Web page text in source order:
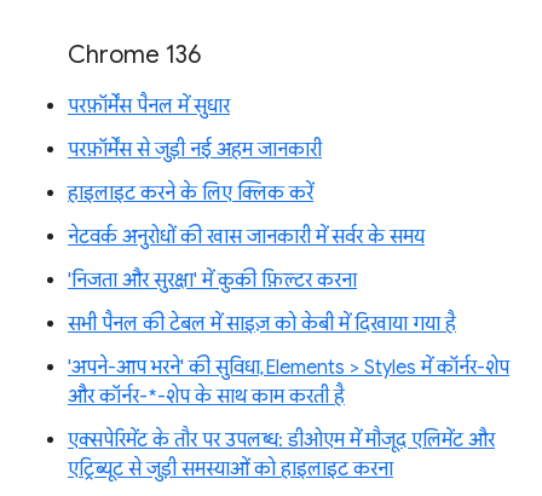
Chrome 136
परफ़ॉर्मेंस पैनल में सुधार
परफ़ॉर्मेंस से जुड़ी नई अहम जानकारी
हाइलाइट करने के लिए क्लिक करें
नेटवर्क अनुरोधों की खास जानकारी में सर्वर के समय
'निजता और सुरक्षा' में कुकी फ़िल्टर करना
सभी पैनल की टेबल में साइज़ को केबी में दिखाया गया है
'अपने-आप भरने' की सुविधा, Elements > Styles में कॉर्नर-शेप
और कॉर्नर-*-शेप के साथ काम करती है
एक्सपेरिमेंट के तौर पर उपलब्ध: डीओएम में मौजूद एलिमेंट और
एट्रिब्यूट से जुड़ी समस्याओं को हाइलाइट करना